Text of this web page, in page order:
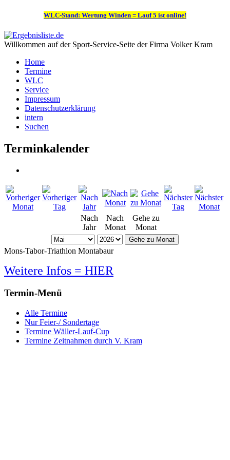
WLC-Stand: Wertung Winden = Lauf 5 ist online!
Willkommen auf der Sport-Service-Seite der Firma Volker Kram
Home
Termine
WLC
Service
Impressum
Datenschutzerklärung
intern
Suchen
Terminkalender
Nach
Jahr
Nach
Monat
Gehe zu
Monat
Gehe zu Monat
Mons-Tabor-Triathlon Montabaur
Weitere Infos = HIER
Termin-Menü
Alle Termine
Nur Feier-/ Sondertage
Termine Wäller-Lauf-Cup
Termine Zeitnahmen durch V. Kram